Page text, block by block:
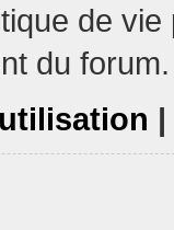
de
du forum.
|